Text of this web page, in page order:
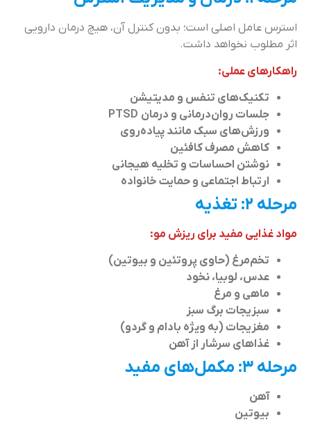
استرس عامل اصلی است؛ بدون کنترل آن، هیچ درمان دارویی
اثر مطلوب نخواهد داشت.
راهکارهای عملی:
تکنیک‌های تنفس و مدیتیشن
جلسات روان‌درمانی و درمان PTSD
ورزش‌های سبک مانند پیاده‌روی
کاهش مصرف کافئین
نوشتن احساسات و تخلیه هیجانی
ارتباط اجتماعی و حمایت خانواده
مرحله ۲: تغذیه
مواد غذایی مفید برای ریزش مو:
تخم‌مرغ (حاوی پروتئین و بیوتین)
عدس، لوبیا، نخود
ماهی و مرغ
سبزیجات برگ سبز
مغزیجات (به ویژه بادام و گردو)
غذاهای سرشار از آهن
مرحله ۳: مکمل‌های مفید
آهن
بیوتین